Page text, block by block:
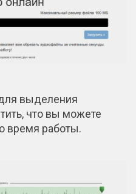
выделения
что вы можете
время работы.